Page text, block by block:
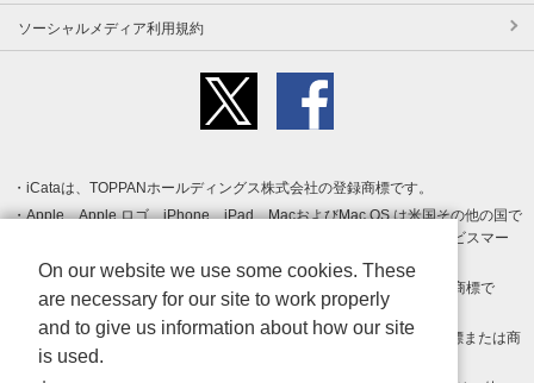
ソーシャルメディア利用規約
iCataは、TOPPANホールディングス株式会社の登録商標です。
Apple、Apple ロゴ、iPhone、iPad、MacおよびMac OS は米国その他の国で
登録された Apple Inc. の商標です。App Store は Apple Inc. のサービスマー
クです。
Android、Google Play および Google Play ロゴ は Google LLC の商標で
す。
Windows は Microsoft Inc.の米国およびその他の国における登録商標または商
標です。
On our website we use some cookies. These
are necessary for our site to work properly
and to give us information about how our site
is used.